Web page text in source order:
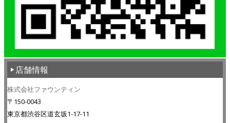
店舗情報
株式会社ファウンティン
〒150-0043
東京都渋谷区道玄坂1-17-11